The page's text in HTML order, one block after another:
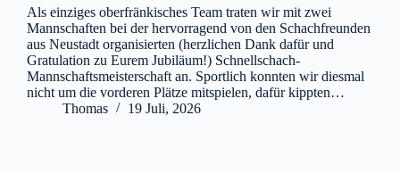
Als einziges oberfränkisches Team traten wir mit zwei
Mannschaften bei der hervorragend von den Schachfreunden
aus Neustadt organisierten (herzlichen Dank dafür und
Gratulation zu Eurem Jubiläum!) Schnellschach-
Mannschaftsmeisterschaft an. Sportlich konnten wir diesmal
nicht um die vorderen Plätze mitspielen, dafür kippten…
Thomas
19 Juli, 2026